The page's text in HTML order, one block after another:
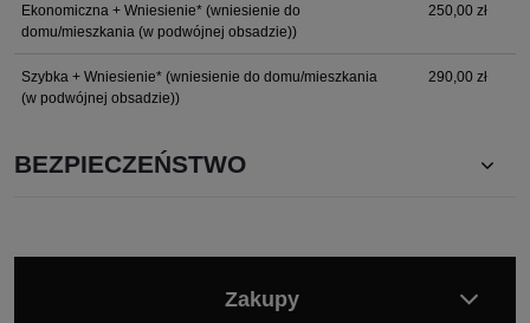
Ekonomiczna + Wniesienie* (wniesienie do
domu/mieszkania (w podwójnej obsadzie))
250,00 zł
Szybka + Wniesienie* (wniesienie do domu/mieszkania
(w podwójnej obsadzie))
290,00 zł
BEZPIECZEŃSTWO
Zakupy